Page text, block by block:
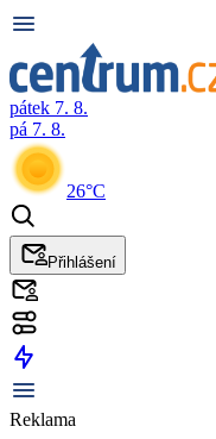
pátek 7. 8.
pá 7. 8.
26°C
Přihlášení
Reklama